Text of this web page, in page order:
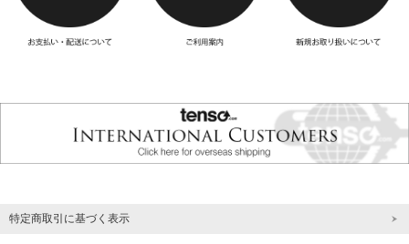
特定商取引に基づく表示